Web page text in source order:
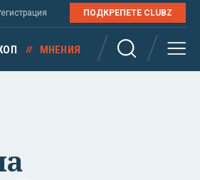
ПОДКРЕПЕТЕ CLUBZ
МНЕНИЯ